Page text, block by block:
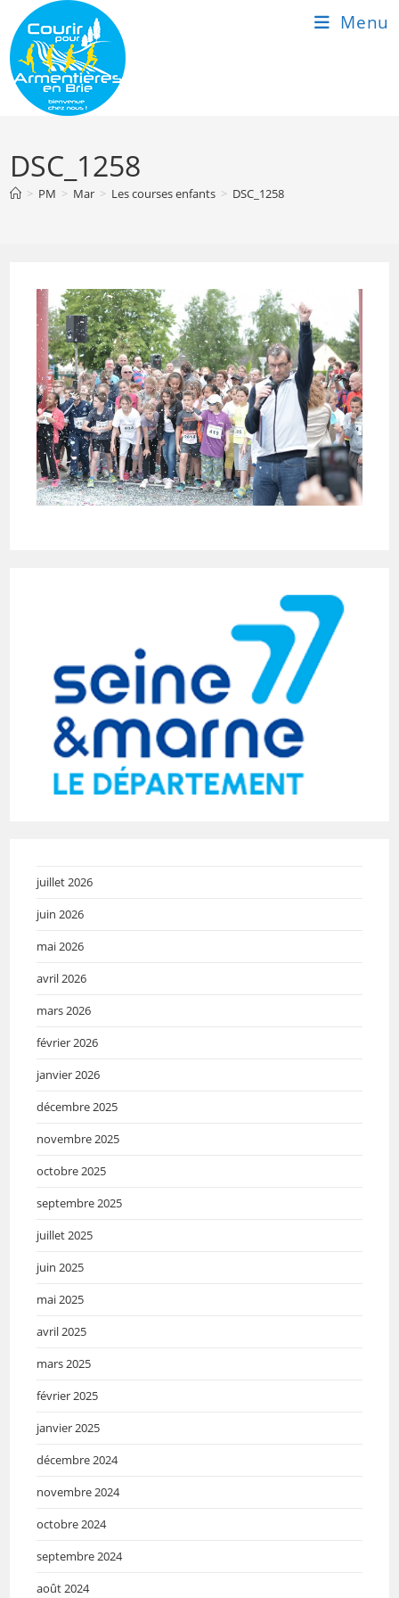
content
Menu
DSC_1258
> PM > Mar > Les courses enfants > DSC_1258
juillet 2026
juin 2026
mai 2026
avril 2026
mars 2026
février 2026
janvier 2026
décembre 2025
novembre 2025
octobre 2025
septembre 2025
juillet 2025
juin 2025
mai 2025
avril 2025
mars 2025
février 2025
janvier 2025
décembre 2024
novembre 2024
octobre 2024
septembre 2024
août 2024